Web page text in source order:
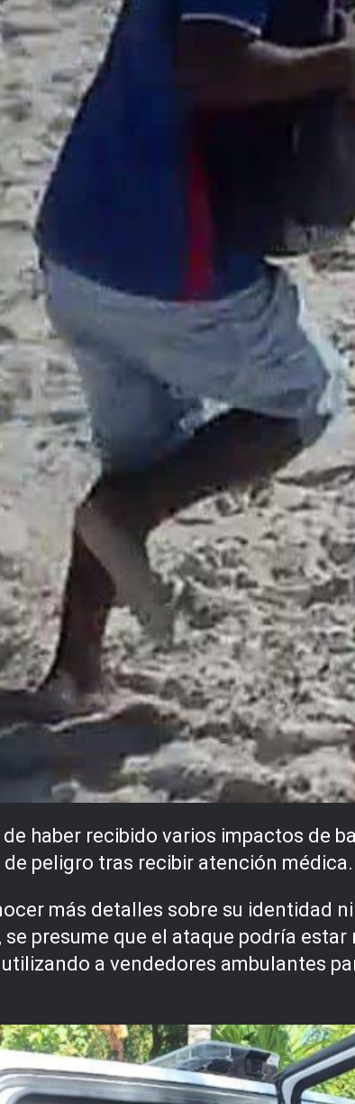
haber recibido varios impactos de
peligro tras recibir atención médica.
más detalles sobre su identidad
presume que el ataque podría
a vendedores ambulantes